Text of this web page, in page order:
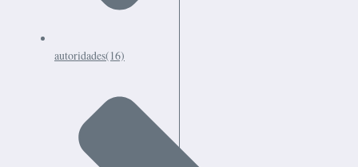
autoridades(16)